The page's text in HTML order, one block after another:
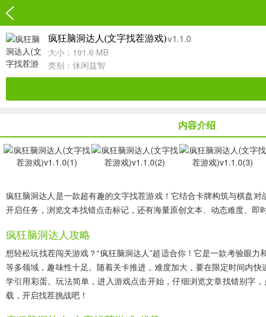
疯狂脑洞达人(文字找茬游戏)v1.1.0
大小：191.6 MB
类别： 休闲益智
内容介绍
疯狂脑洞达人是一款超有趣的文字找茬游戏！它结合卡牌构筑与棋盘
开启任务，浏览文本找错点击标记，还有海量原创文本、动态难度、即
疯狂脑洞达人攻略
想轻松玩找茬闯关游戏？“疯狂脑洞达人”超适合你！它是一款考验眼
等多领域，趣味性十足。随着关卡推进，难度加大，要在限定时间内
学引用彩蛋。玩法简单，进入游戏点击开始，仔细浏览文章找错别字
载，开启找茬挑战吧！